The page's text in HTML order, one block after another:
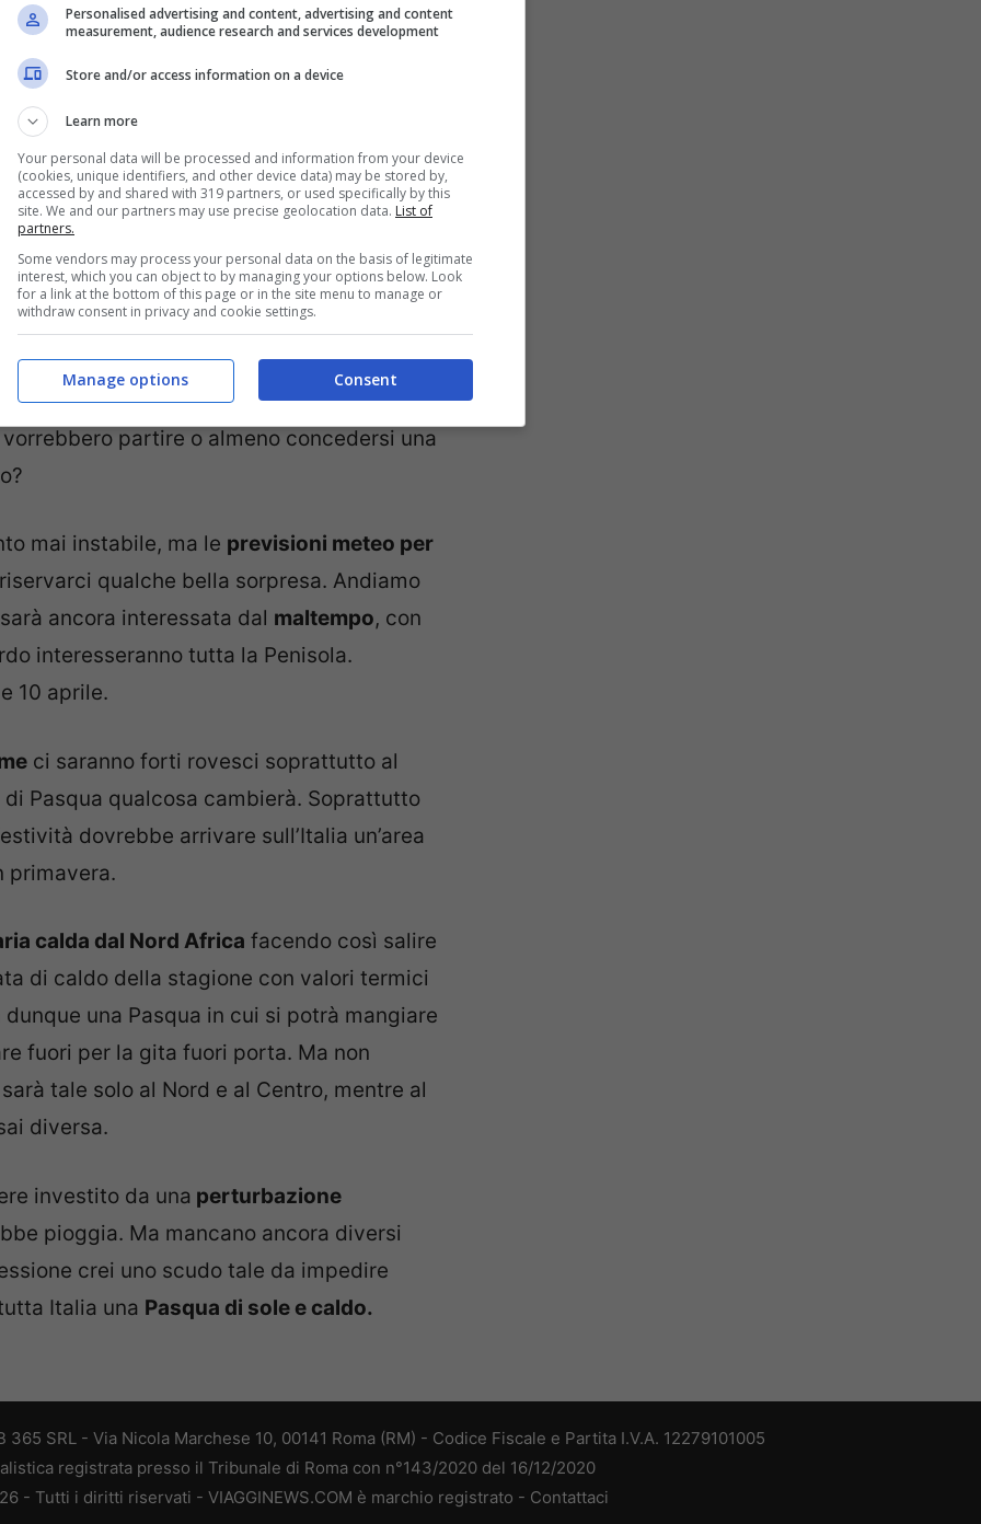
dal sapore natalizio? Come sarà il tempo
sarà il meteo di Pasqua e Pasquetta 2022
la sorpresa che ci aspetta
Ma non si sa mai quando arrivi. Già
frequenti anche dopo il suo inizio e poi per
mai variabile. Dunque non dovremmo
variabilità.
la primavera è ormai entrata da quasi un
se ametà aprile è Pasqua. In
partire o almeno concedersi una
mai instabile, ma le previsioni meteo per
qualche bella sorpresa. Andiamo
ancora interessata dal maltempo, con
interesseranno tutta la Penisola.
10 aprile.
ci saranno forti rovesci soprattutto al
Pasqua qualcosa cambierà. Soprattutto
dovrebbe arrivare sull’Italia un’area
primavera.
calda dal Nord Africa facendo così salire
di caldo della stagione con valori termici
una Pasqua in cui si potrà mangiare
fuori per la gita fuori porta. Ma non
tale solo al Nord e al Centro, mentre al
diversa.
investito da una perturbazione
pioggia. Ma mancano ancora diversi
crei uno scudo tale da impedire
Italia una Pasqua di sole e caldo.
SRL - Via Nicola Marchese 10, 00141 Roma (RM) - Codice Fiscale e Partita I.V.A. 12279101005
registrata presso il Tribunale di Roma con n°143/2020 del 16/12/2020
- Tutti i diritti riservati - VIAGGINEWS.COM è marchio registrato - Contattaci
Personalised advertising and content, advertising and content
measurement, audience research and services development
Store and/or access information on a device
Learn more
Your personal data will be processed and information from your device
(cookies, unique identifiers, and other device data) may be stored by,
accessed by and shared with 319 partners, or used specifically by this
site. We and our partners may use precise geolocation data. List of
partners.
Some vendors may process your personal data on the basis of legitimate
interest, which you can object to by managing your options below. Look
for a link at the bottom of this page or in the site menu to manage or
withdraw consent in privacy and cookie settings.
Consent
Manage options